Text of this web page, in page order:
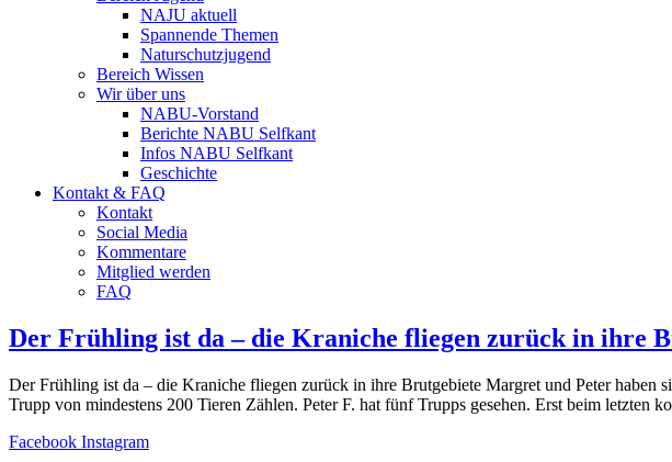
NAJU aktuell
Spannende Themen
Naturschutzjugend
Bereich Wissen
Wir über uns
NABU-Vorstand
Berichte NABU Selfkant
Infos NABU Selfkant
Geschichte
Kontakt & FAQ
Kontakt
Social Media
Kommentare
Mitglied werden
FAQ
Der Frühling ist da – die Kraniche fliegen zurück in ihre
Der Frühling ist da – die Kraniche fliegen zurück in ihre Brutgebiete Margret und Peter haben
Trupp von mindestens 200 Tieren Zählen. Peter F. hat fünf Trupps gesehen. Erst beim letzten
Facebook Instagram